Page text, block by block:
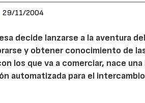
29/11/2004
decide lanzarse a la aventura
y obtener conocimiento de
los que va a comerciar, nace
automatizada para el